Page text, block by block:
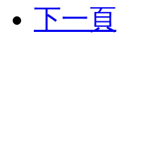
下一頁